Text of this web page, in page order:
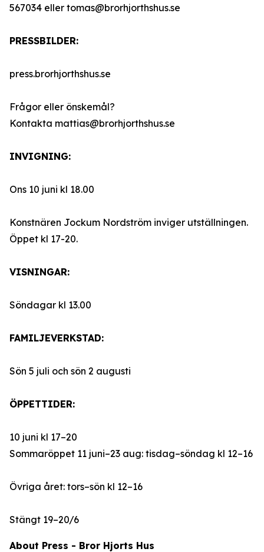
567034 eller tomas@brorhjorthshus.se
PRESSBILDER:
press.brorhjorthshus.se
Frågor eller önskemål?
Kontakta mattias@brorhjorthshus.se
INVIGNING:
Ons 10 juni kl 18.00
Konstnären Jockum Nordström inviger utställningen.
Öppet kl 17-20.
VISNINGAR:
Söndagar kl 13.00
FAMILJEVERKSTAD:
Sön 5 juli och sön 2 augusti
ÖPPETTIDER:
10 juni kl 17–20
Sommaröppet 11 juni–23 aug: tisdag–söndag kl 12–16
Övriga året: tors–sön kl 12–16
Stängt 19–20/6
About Press - Bror Hjorts Hus